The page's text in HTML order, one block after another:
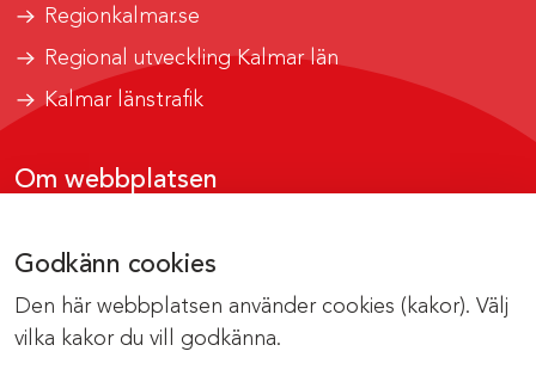
Godkänn cookies
Den här webbplatsen använder cookies (kakor). Välj
vilka kakor du vill godkänna.
Regionkalmar.se
Regional utveckling Kalmar län
Kalmar länstrafik
Om webbplatsen
Om cookies
Kontakta webbredaktionen